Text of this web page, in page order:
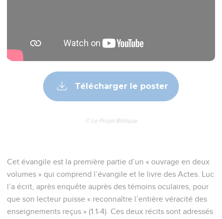
Télécharger le poster
© Le Projet Biblique
Cet évangile est la première partie d’un « ouvrage en deux
volumes » qui comprend l’évangile et le livre des Actes. Luc
l’a écrit, après enquête auprès des témoins oculaires, pour
que son lecteur puisse « reconnaître l’entière véracité des
enseignements reçus » (1.1-4). Ces deux récits sont adressés